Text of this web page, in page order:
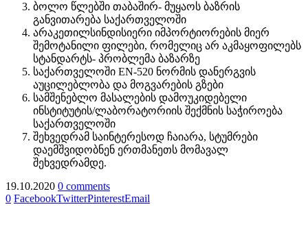
ბოლო წლებში თაბაშირ- მუყაოს ბაზრის
განვითარება საქართველოში
არაკეთილსინდისიერი იმპორტიორების მიერ
შემოტანილი ფილები, რომელიც არ აკმაყოფილებს
სტანდარტს- პრობლემა ბაზარზე
საქართველოში EN-520 ნორმის დანერგვის
აუცილებლობა და მოგვარების გზები
სამშენებლო მასალების დამოუკიდებელი
ინსტიტუტის/ლაბორატორიის შექმნის საჭიროება
საქართველოში
შეხვედრამ საინტერესოდ ჩაიარა, სტუმრები
დაემშვიდობნენ ერთმანეთს მომავალ
შეხვედრამდე.
19.10.2020 0 comments
0 FacebookTwitterPinterestEmail